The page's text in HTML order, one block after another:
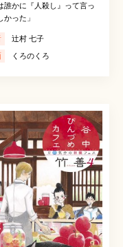
誰かに『人殺し』って言っ
かった」
辻村 七子
くろのくろ